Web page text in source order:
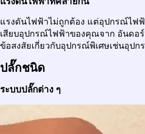
แรงดันไฟฟ้าไม่ถูกต้อง แต่อุปกรณ์ไฟ
เสียบอุปกรณ์ไฟฟ้าของคุณจาก อันดอ
ข้อสงสัยเกี่ยวกับอุปกรณ์พิเศษเช่นอุป
ปลั๊กชนิด
ระบบปลั๊กต่าง ๆ